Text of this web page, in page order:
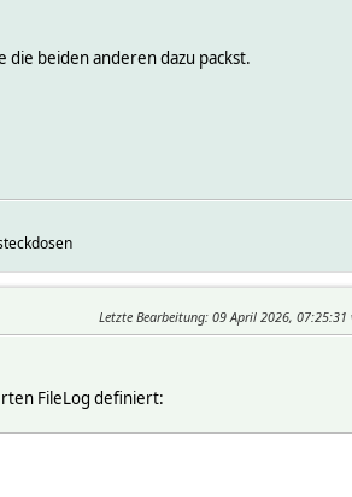
beiden anderen dazu packst.
Letzte Bearbeitung: 09 April 2026, 07:25:31
FileLog definiert: